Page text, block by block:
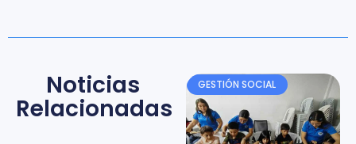
Noticias
Relacionadas
GESTIÓN SOCIAL